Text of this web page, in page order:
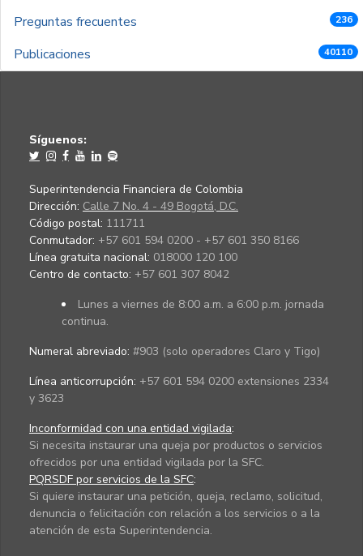
Preguntas frecuentes 236
Publicaciones 40110
Síguenos:
Superintendencia Financiera de Colombia
Dirección: Calle 7 No. 4 - 49 Bogotá, D.C.
Código postal: 111711
Conmutador: +57 601 594 0200 - +57 601 350 8166
Línea gratuita nacional: 018000 120 100
Centro de contacto: +57 601 307 8042
Lunes a viernes de 8:00 a.m. a 6:00 p.m. jornada
continua.
Numeral abreviado: #903 (solo operadores Claro y Tigo)
Línea anticorrupción: +57 601 594 0200 extensiones 2334
y 3623
Inconformidad con una entidad vigilada:
Si necesita instaurar una queja por productos o servicios
ofrecidos por una entidad vigilada por la SFC.
PQRSDF por servicios de la SFC:
Si quiere instaurar una petición, queja, reclamo, solicitud,
denuncia o felicitación con relación a los servicios o a la
atención de esta Superintendencia.